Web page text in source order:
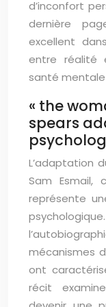
d’inconfort
dernière
excellent
entre réalité
santé
« the
spears
L’adaptation
Sam Esmail,
représente
mécanismes
ont
récit